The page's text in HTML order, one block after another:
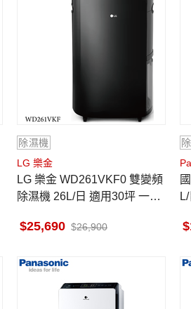
除濕機
LG 樂金
LG 樂金 WD261VKF0 雙變頻
除濕機 26L/日 適用30坪 一級
25,690 26,900
國際 F-
L/日 nanoe™